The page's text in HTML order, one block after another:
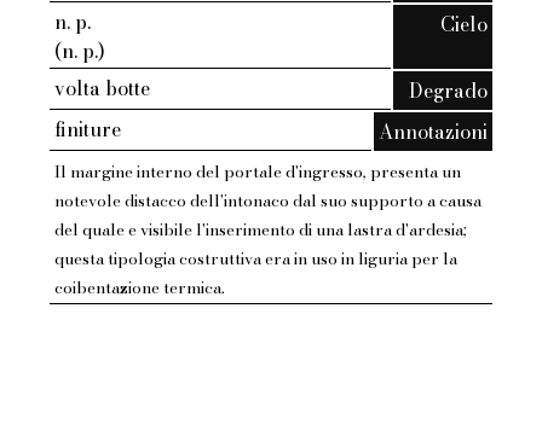
n. p.
(n. p.)
Cielo
volta botte
Degrado
finiture
Annotazioni
Il margine interno del portale d'ingresso, presenta un
notevole distacco dell'intonaco dal suo supporto a causa
del quale e visibile l'inserimento di una lastra d'ardesia;
questa tipologia costruttiva era in uso in liguria per la
coibentazione termica.